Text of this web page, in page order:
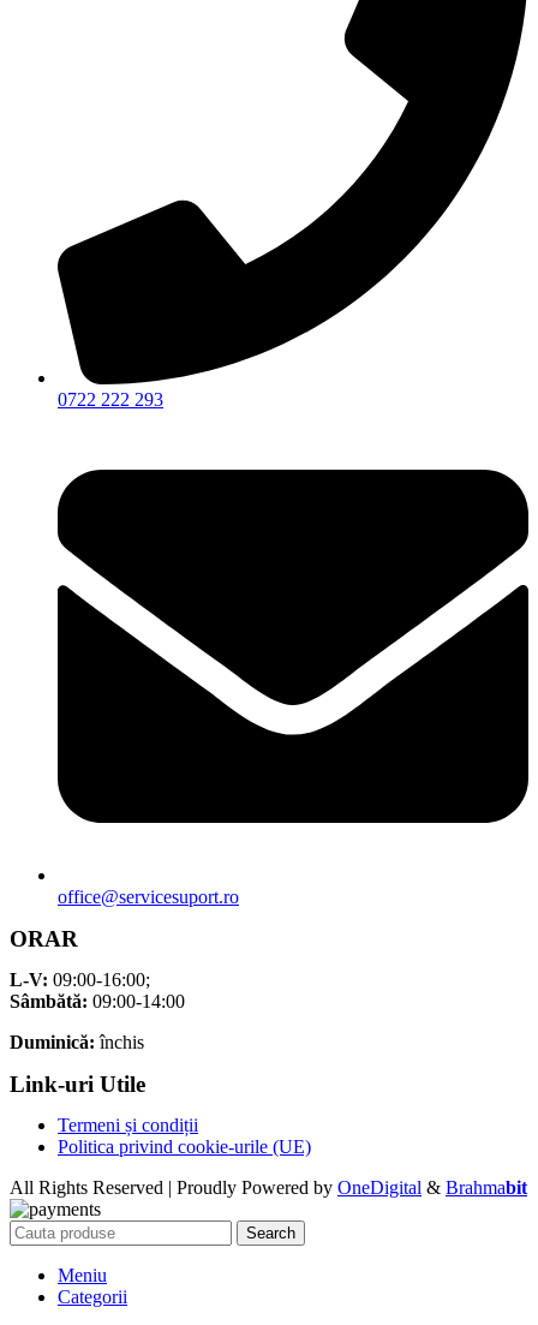
0722 222 293
office@servicesuport.ro
ORAR
L-V: 09:00-16:00;
Sâmbătă: 09:00-14:00
Duminică: închis
Link-uri Utile
Termeni și condiții
Politica privind cookie-urile (UE)
All Rights Reserved | Proudly Powered by OneDigital & Brahmabit
Search
Meniu
Categorii